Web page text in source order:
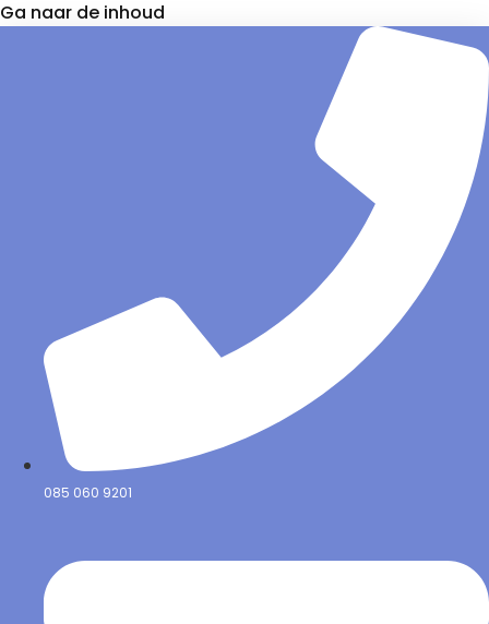
Ga naar de inhoud
085 060 9201